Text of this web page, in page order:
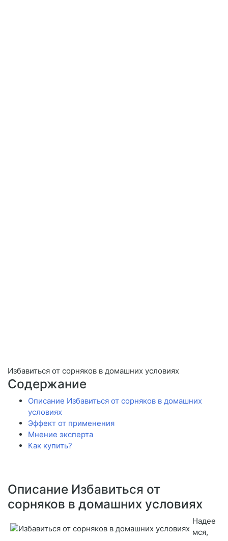
Избавиться от сорняков в домашних условиях
Содержание
Описание Избавиться от сорняков в домашних
условиях
Эффект от применения
Мнение эксперта
Как купить?
Описание Избавиться от
сорняков в домашних условиях
Надее
мся,